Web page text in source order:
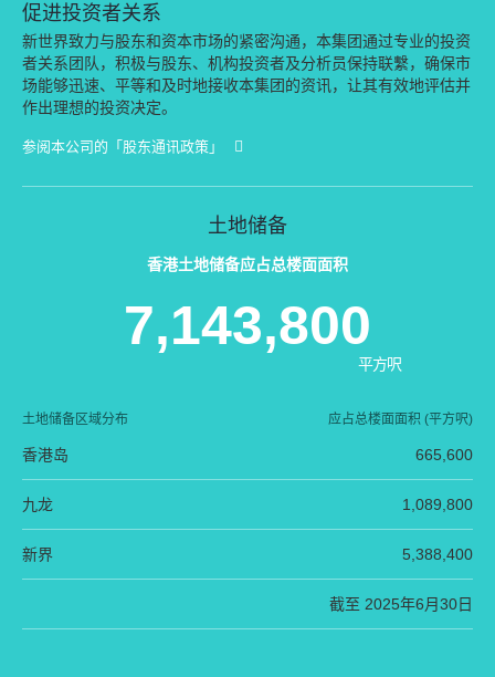
促进投资者关系
新世界致力与股东和资本市场的紧密沟通，本集团通过专业的投资
者关系团队，积极与股东、机构投资者及分析员保持联繫，确保市
场能够迅速、平等和及时地接收本集团的资讯，让其有效地评估并
作出理想的投资决定。
参阅本公司的「股东通讯政策」
土地储备
香港土地储备应占总楼面面积
7,143,800
平方呎
土地储备区域分布 应占总楼面面积 (平方呎)
香港岛 665,600
九龙 1,089,800
新界 5,388,400
截至 2025年6月30日